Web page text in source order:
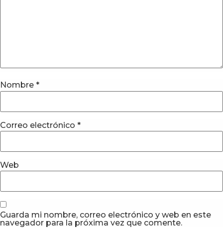
Nombre *
Correo electrónico *
Web
Guarda mi nombre, correo electrónico y web en este
navegador para la próxima vez que comente.